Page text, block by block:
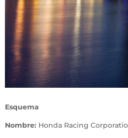
Esquema
Nombre: Honda Racing